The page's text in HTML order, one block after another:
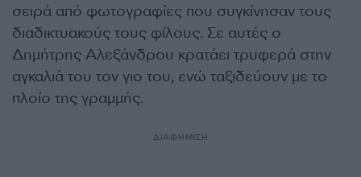
σειρά από φωτογραφίες που συγκίνησαν τους
διαδικτυακούς τους φίλους. Σε αυτές ο
Δημήτρης Αλεξάνδρου κρατάει τρυφερά στην
αγκαλιά του τον γιο του, ενώ ταξιδεύουν με το
πλοίο της γραμμής.
ΔΙΑΦΗΜΙΣΗ